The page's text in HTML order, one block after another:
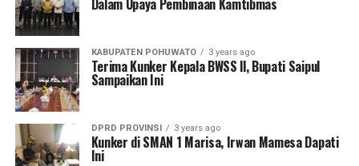
Dalam Upaya Pembinaan Kamtibmas
KABUPATEN POHUWATO 3 years ago
Terima Kunker Kepala BWSS ll, Bupati Saipul
Sampaikan Ini
DPRD PROVINSI 3 years ago
Kunker di SMAN 1 Marisa, Irwan Mamesa Dapati
Ini